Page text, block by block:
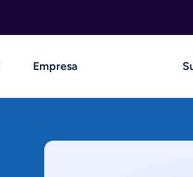
Empresa